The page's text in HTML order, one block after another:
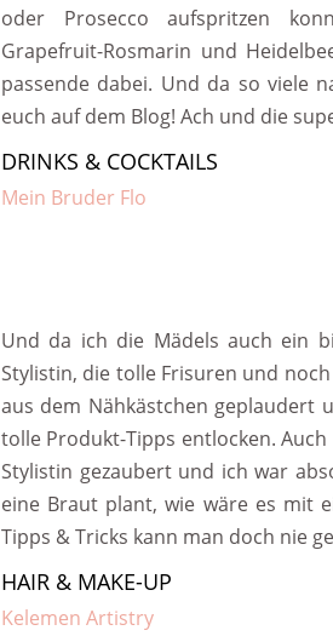
oder Prosecco aufspritzen
Grapefruit-Rosmarin und
passende dabei. Und da so viele
euch auf dem Blog! Ach und die
DRINKS & COCKTAILS
Mein Bruder Flo
Und da ich die Mädels auch ein
Stylistin, die tolle Frisuren und
aus dem Nähkästchen geplaudert
tolle Produkt-Tipps entlocken.
Stylistin gezaubert und ich war
eine Braut plant, wie wäre es mit
Tipps & Tricks kann man doch nie
HAIR & MAKE-UP
Kelemen Artistry